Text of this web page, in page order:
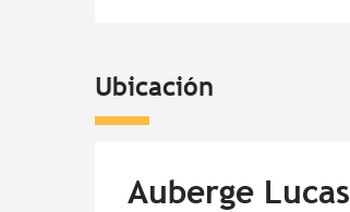
Ubicación
Auberge Lucas